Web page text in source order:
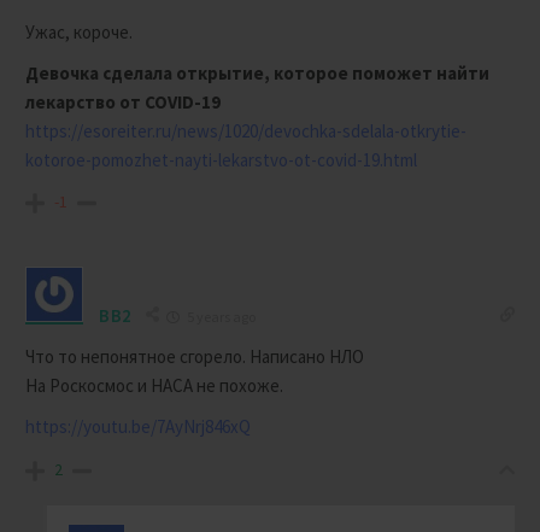
Ужас, короче.
Девочка сделала открытие, которое поможет найти
лекарство от COVID-19
https://esoreiter.ru/news/1020/devochka-sdelala-otkrytie-
kotoroe-pomozhet-nayti-lekarstvo-ot-covid-19.html
-1
BB2
Что то непонятное сгорело. Написано НЛО
На Роскосмос и НАСА не похоже.
https://youtu.be/7AyNrj846xQ
2